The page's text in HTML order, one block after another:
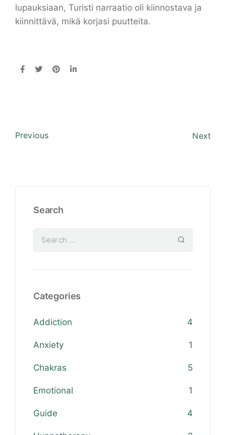
lupauksiaan, Turisti narraatio oli kiinnostava ja
kiinnittävä, mikä korjasi puutteita.
Previous Next
Search
Categories
Addiction 4
Anxiety 1
Chakras 5
Emotional 1
Guide 4